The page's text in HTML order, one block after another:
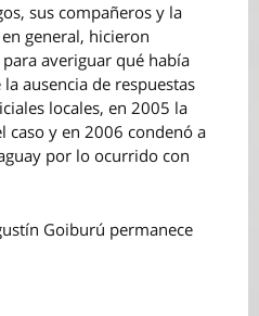
sus compañeros y la
general, hicieron
averiguar qué había
ausencia de respuestas
locales, en 2005 la
caso y en 2006 condenó a
por lo ocurrido con
Goiburú permanece